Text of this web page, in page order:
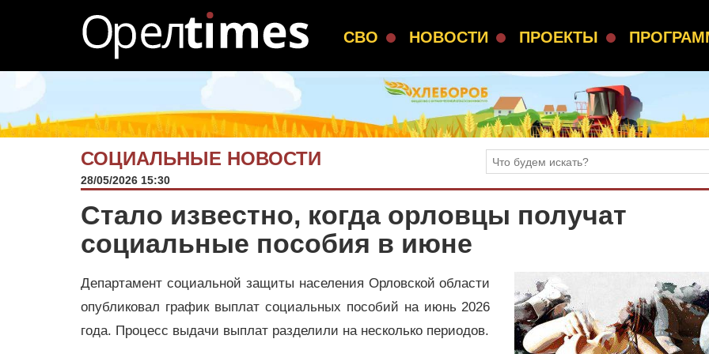
СВО НОВОСТИ ПРОЕКТЫ
СОЦИАЛЬНЫЕ НОВОСТИ
28/05/2026 15:30
Стало известно, когда орловцы получат
социальные пособия в июне
Департамент социальной защиты населения Орловской области
опубликовал график выплат социальных пособий на июнь 2026
года. Процесс выдачи выплат разделили на несколько периодов.